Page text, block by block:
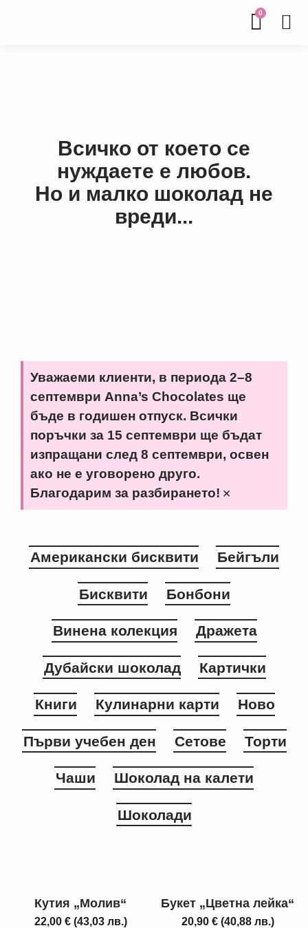
0
Всичко от което се
нуждаете е любов.
Но и малко шоколад не
вреди...
Уважаеми клиенти, в периода 2–8
септември Anna’s Chocolates ще
бъде в годишен отпуск. Всички
поръчки за 15 септември ще бъдат
изпращани след 8 септември, освен
ако не е уговорено друго.
Благодарим за разбирането! ×
Американски бисквити Бейгъли
Бисквити Бонбони
Винена колекция Дражета
Дубайски шоколад Картички
Книги Кулинарни карти Ново
Първи учебен ден Сетове Торти
Чаши Шоколад на калети
Шоколади
Кутия „Молив“
22,00 €(43,03 лв.)
Букет „Цветна лейка“
20,90 €(40,88 лв.)